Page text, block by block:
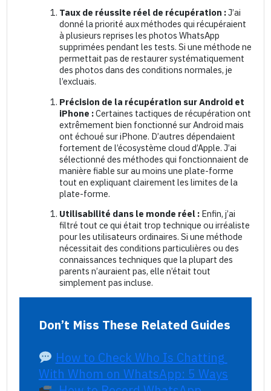
Taux de réussite réel de récupération :J’ai
donné la priorité aux méthodes qui récupéraient
à plusieurs reprises les photos WhatsApp
supprimées pendant les tests. Si une méthode ne
permettait pas de restaurer systématiquement
des photos dans des conditions normales, je
l’excluais.
Précision de la récupération sur Android et
iPhone :Certaines tactiques de récupération ont
extrêmement bien fonctionné sur Android mais
ont échoué sur iPhone. D’autres dépendaient
fortement de l’écosystème cloud d’Apple. J’ai
sélectionné des méthodes qui fonctionnaient de
manière fiable sur au moins une plate-forme
tout en expliquant clairement les limites de la
plate-forme.
Utilisabilité dans le monde réel :Enfin, j’ai
filtré tout ce qui était trop technique ou irréaliste
pour les utilisateurs ordinaires. Si une méthode
nécessitait des conditions particulières ou des
connaissances techniques que la plupart des
parents n’auraient pas, elle n’était tout
simplement pas incluse.
Don’t Miss These Related Guides
How to Check Who Is Chatting
With Whom on WhatsApp: 5 Ways